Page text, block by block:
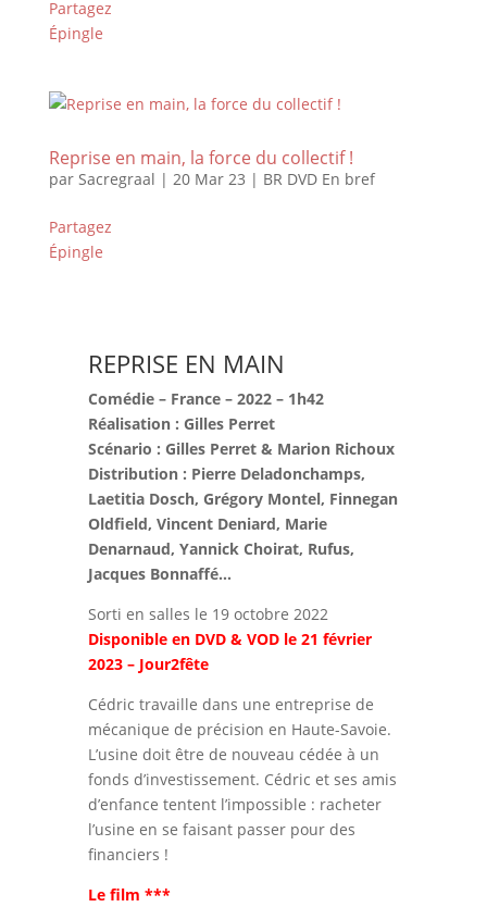
Partagez
Épingle
Reprise en main, la force du collectif !
par Sacregraal | 20 Mar 23 | BR DVD En bref
Partagez
Épingle
REPRISE EN MAIN
Comédie – France – 2022 – 1h42
Réalisation : Gilles Perret
Scénario : Gilles Perret & Marion Richoux
Distribution : Pierre Deladonchamps,
Laetitia Dosch, Grégory Montel, Finnegan
Oldfield, Vincent Deniard, Marie
Denarnaud, Yannick Choirat, Rufus,
Jacques Bonnaffé…
Sorti en salles le 19 octobre 2022
Disponible en DVD & VOD le 21 février
2023 – Jour2fête
Cédric travaille dans une entreprise de
mécanique de précision en Haute-Savoie.
L’usine doit être de nouveau cédée à un
fonds d’investissement. Cédric et ses amis
d’enfance tentent l’impossible : racheter
l’usine en se faisant passer pour des
financiers !
Le film ***